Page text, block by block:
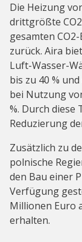
Die Heizung
drittgrößte
gesamten
zurück. Aira
Luft-Wasser-
bis zu 40 %
bei Nutzung
%. Durch diese
Reduzierung
Zusätzlich zu
polnische
den Bau einer
Verfügung
Millionen Euro
erhalten.